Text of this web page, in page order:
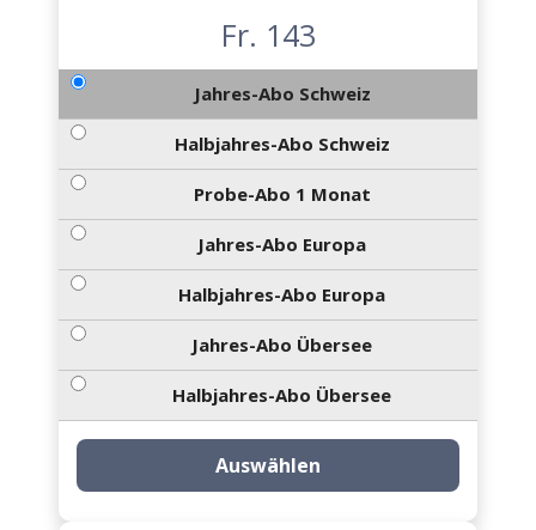
Fr. 143
Jahres-Abo Schweiz
Halbjahres-Abo Schweiz
Probe-Abo 1 Monat
Jahres-Abo Europa
Halbjahres-Abo Europa
Jahres-Abo Übersee
Halbjahres-Abo Übersee
Auswählen